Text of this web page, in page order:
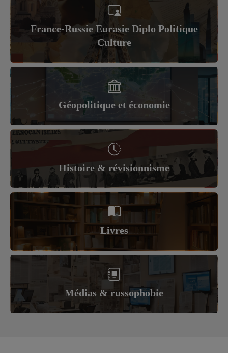
France-Russie Eurasie Diplo Politique
Culture
Géopolitique et économie
Histoire & révisionnisme
Livres
Médias & russophobie